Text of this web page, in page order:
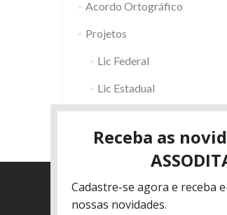
Acordo Ortográfico
Projetos
Lic Federal
Lic Estadual
Fac RS
Outros